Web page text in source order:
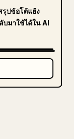
รุปข้อโต้แย้ง
บมาใช้ได้ใน AI